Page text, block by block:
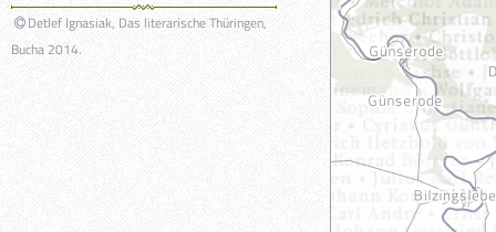
Detlef Ignasiak, Das literarische Thüringen,
Bucha 2014.